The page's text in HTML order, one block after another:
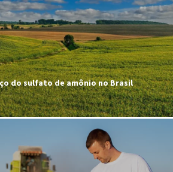
do sulfato de amônio no Brasil